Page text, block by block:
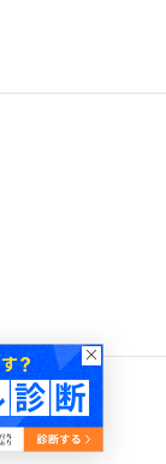
見！
える
ル
#利回り
#建物管理